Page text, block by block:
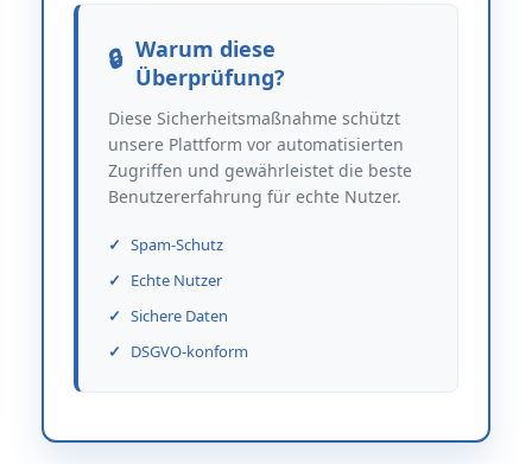
Warum diese
Überprüfung?
Diese Sicherheitsmaßnahme schützt
unsere Plattform vor automatisierten
Zugriffen und gewährleistet die beste
Benutzererfahrung für echte Nutzer.
Spam-Schutz
Echte Nutzer
Sichere Daten
DSGVO-konform